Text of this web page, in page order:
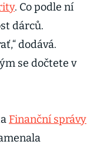
. Co podle ní
dárců.
dodává.
se dočtete v
Finanční správy